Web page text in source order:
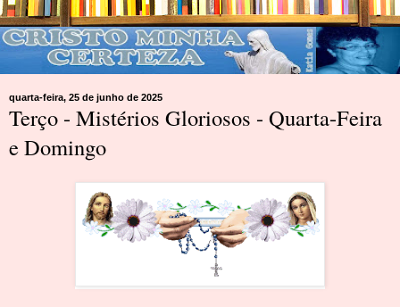
quarta-feira, 25 de junho de 2025
Terço - Mistérios Gloriosos - Quarta-Feira
e Domingo